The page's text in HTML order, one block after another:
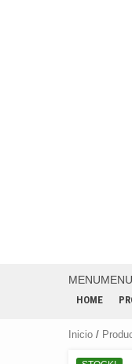
MENUMENU
HOME
Inicio /